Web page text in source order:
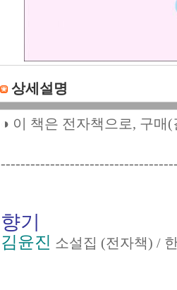
상세설명
◑ 이 책은 전자책으로, 구매
향기
김윤진 소설집 (전자책) /